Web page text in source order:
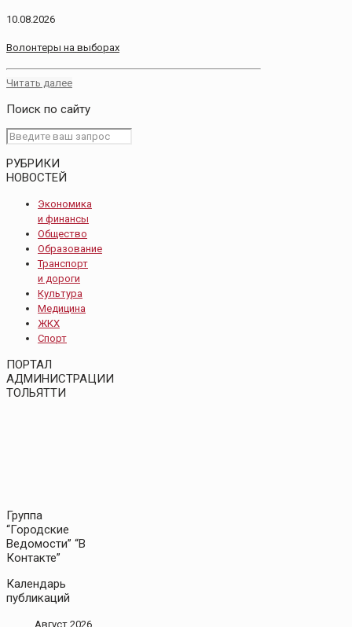
10.08.2026
Волонтеры на выборах
Читать далее
Поиск по сайту
РУБРИКИ
НОВОСТЕЙ
Экономика
и финансы
Общество
Образование
Транспорт
и дороги
Культура
Медицина
ЖКХ
Спорт
ПОРТАЛ
АДМИНИСТРАЦИИ
ТОЛЬЯТТИ
Группа
“Городские
Ведомости” “В
Контакте”
Календарь
публикаций
Август 2026